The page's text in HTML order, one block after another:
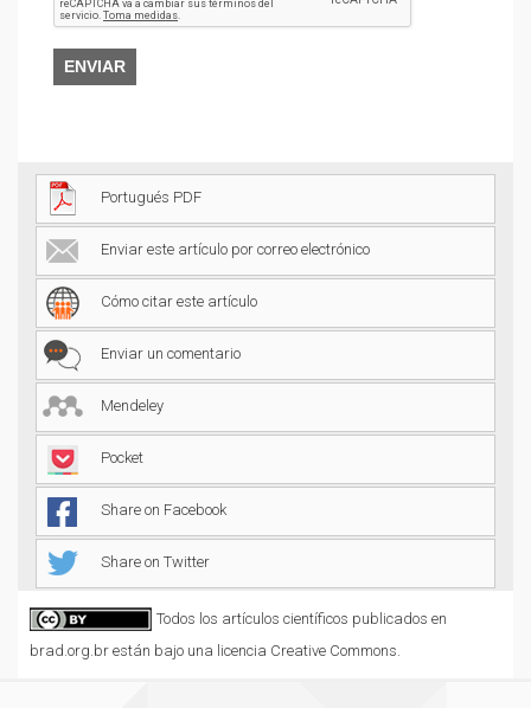
ENVIAR
Portugués PDF
Enviar este artículo por correo electrónico
Cómo citar este artículo
Enviar un comentario
Mendeley
Pocket
Share on Facebook
Share on Twitter
Todos los artículos científicos publicados en
brad.org.br están bajo una licencia Creative Commons.